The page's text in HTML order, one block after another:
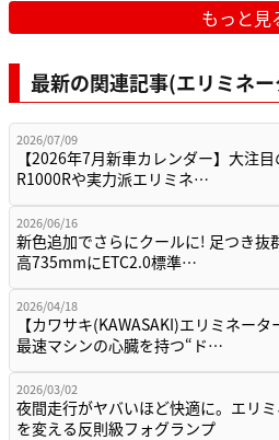
もっと見
最新の関連記事(エリミネ
2026/07/09
【2026年7月新車カレンダー】大注目
R1000Rや実力派エリミネ…
2026/06/16
新色追加でさらにクールに! 足つき抜
高735mmにETC2.0標準…
2026/04/18
【カワサキ(KAWASAKI)エリミネータ
最速マシンの心臓を持つ“ド…
2026/03/02
夜間走行がヤバいほど快適に。エリ
を変える反則級フォグランプ